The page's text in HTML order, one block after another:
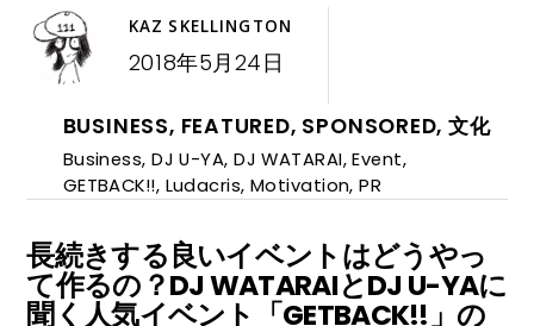
KAZ SKELLINGTON
2018年5月24日
BUSINESS, FEATURED, SPONSORED,文化
Business,DJ U-YA,DJ WATARAI,Event,
GETBACK!!, Ludacris, Motivation,PR
長続きする良いイベントはどうやっ
て作るの？DJ WATARAIとDJ U-YAに
聞く人気イベント「GETBACK!!」の